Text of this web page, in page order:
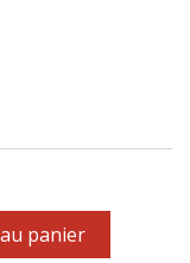
panier